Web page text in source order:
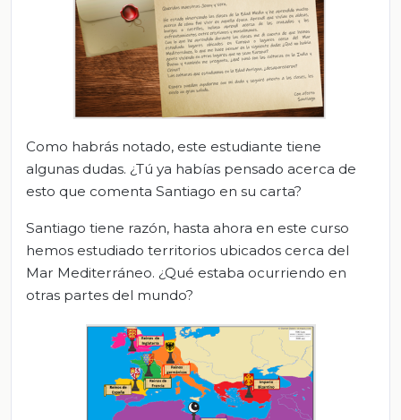
Como habrás notado, este estudiante tiene
algunas dudas. ¿Tú ya habías pensado acerca de
esto que comenta Santiago en su carta?
Santiago tiene razón, hasta ahora en este curso
hemos estudiado territorios ubicados cerca del
Mar Mediterráneo. ¿Qué estaba ocurriendo en
otras partes del mundo?